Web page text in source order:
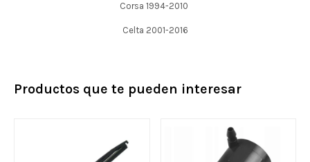
Corsa 1994-2010
Celta 2001-2016
Productos que te pueden interesar